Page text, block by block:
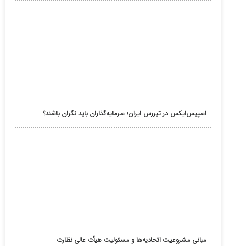
اسپیس‌ایکس در تیررس ایران؛ سرمایه‌گذاران باید نگران باشند؟
مبانی مشروعیت اتحادیه‌ها و مسئولیت هیأت عالی نظارت